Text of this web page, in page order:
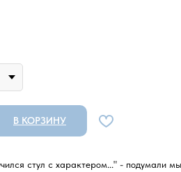
В КОРЗИНУ
стул с характером..." - подумали